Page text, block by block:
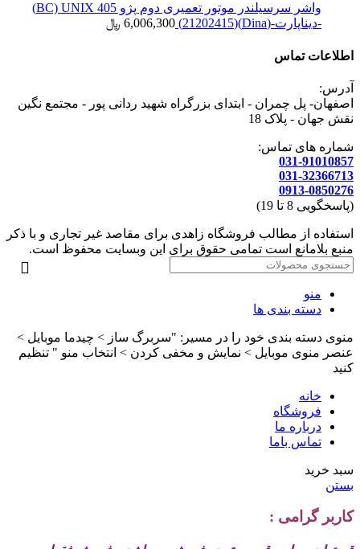
واشر سرسیلندر موتور تعمیری دوم پژو 405 BC) UNIX)
-دیناپارت-(Dina)(21202415)
6,006,300 ﷼
اطلاعات تماس
آدرس:
اصفهان- پل چمران - ابتدای بزرگراه شهید ردانی پور - مجتمع نگین
نقش جهان - پلاک 18
شماره های تماس:
031-91010857
031-32366713
0913-0850276
(پاسخگویی 8 تا 19)
استفاده از مطالب فروشگاه زاهدی برای مقاصد غیر تجاری و با ذکر
منبع بلامانع است تمامی حقوق برای این وبسایت محفوظ است.
منو
دسته بندی ها
منوی دسته بندی خود را در مسیر: "سربرگ ساز > چیدما موبایل >
عنصر منوی موبایل > نمایش و مخفی کردن > انتخاب منو " تنظیم
کنید
خانه
فروشگاه
درباره ما
تماس باما
سبد خرید
بستن
کاربر گرامی :